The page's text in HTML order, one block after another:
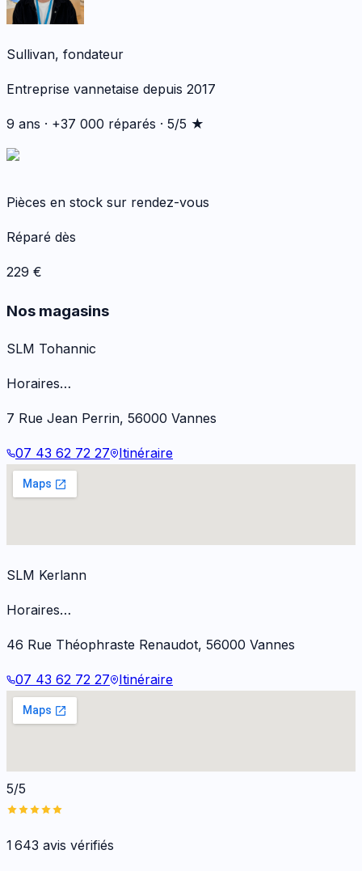
Sullivan, fondateur
Entreprise vannetaise depuis 2017
9 ans · +37 000 réparés · 5/5 ★
Pièces en stock sur rendez-vous
Réparé dès
229 €
Nos magasins
SLM Tohannic
Horaires…
7 Rue Jean Perrin, 56000 Vannes
07 43 62 72 27 Itinéraire
SLM Kerlann
Horaires…
46 Rue Théophraste Renaudot, 56000 Vannes
07 43 62 72 27 Itinéraire
5/5
1 643 avis vérifiés